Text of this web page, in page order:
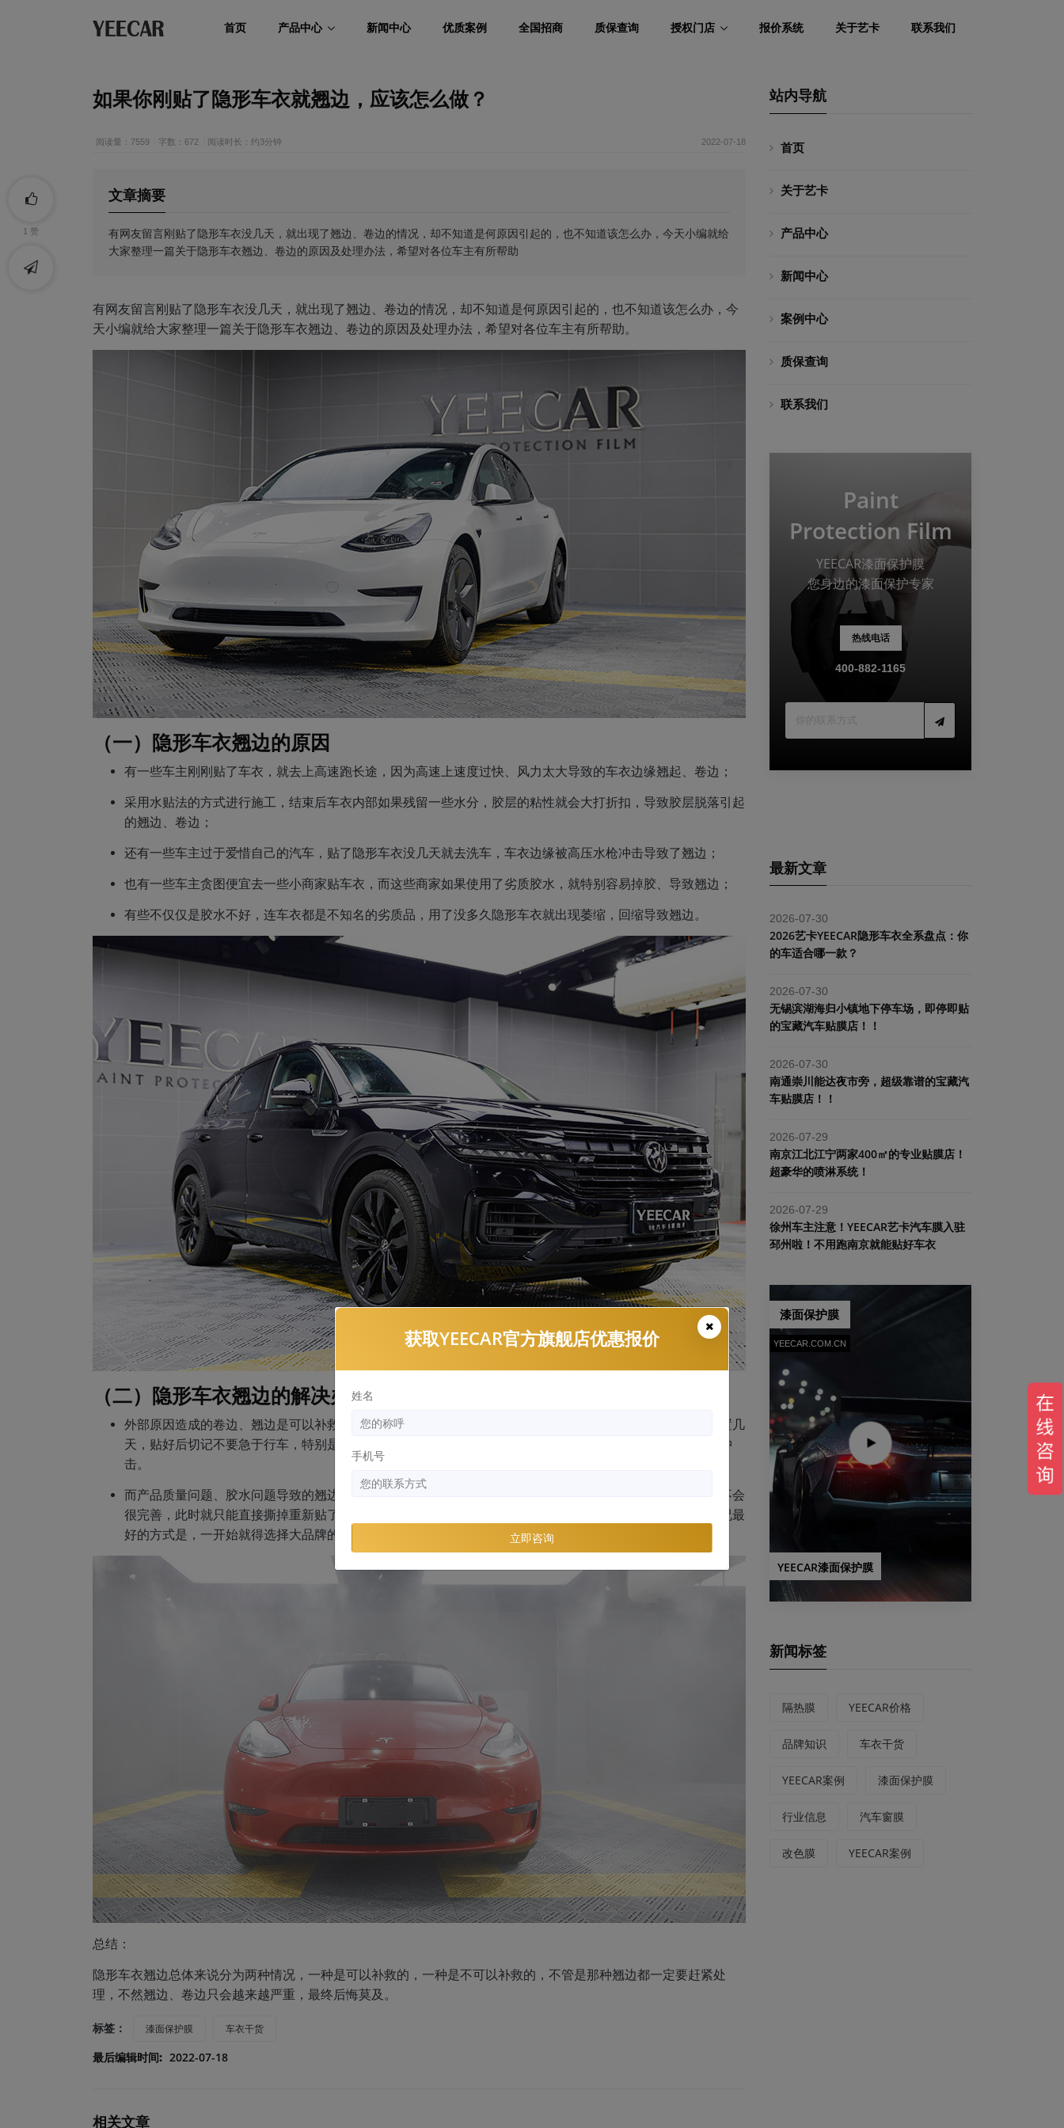
首页 产品中心 新闻中心 优质案例 全国招商 质保查询 授权门店 报价系统 关于艺卡 联系我们
如果你刚贴了隐形车衣就翘边，应该怎么做？
阅读量：7559 字数：672 阅读时长：约3分钟 2022-07-18
文章摘要
有网友留言刚贴了隐形车衣没几天，就出现了翘边、卷边的情况，却不知道是何原因引起的，也不知道该怎么办，今天小编就给
大家整理一篇关于隐形车衣翘边、卷边的原因及处理办法，希望对各位车主有所帮助
有网友留言刚贴了隐形车衣没几天，就出现了翘边、卷边的情况，却不知道是何原因引起的，也不知道该怎么办，今
天小编就给大家整理一篇关于隐形车衣翘边、卷边的原因及处理办法，希望对各位车主有所帮助。
（一）隐形车衣翘边的原因
有一些车主刚刚贴了车衣，就去上高速跑长途，因为高速上速度过快、风力太大导致的车衣边缘翘起、卷边；
采用水贴法的方式进行施工，结束后车衣内部如果残留一些水分，胶层的粘性就会大打折扣，导致胶层脱落引起
的翘边、卷边；
还有一些车主过于爱惜自己的汽车，贴了隐形车衣没几天就去洗车，车衣边缘被高压水枪冲击导致了翘边；
也有一些车主贪图便宜去一些小商家贴车衣，而这些商家如果使用了劣质胶水，就特别容易掉胶、导致翘边；
有些不仅仅是胶水不好，连车衣都是不知名的劣质品，用了没多久隐形车衣就出现萎缩，回缩导致翘边。
（二）隐形车衣翘边的解决办法
外部原因造成的卷边、翘边是可以补救的，只要尽快返回门店处理一下，抓紧时间将车衣重新包边，把车静置几
天，贴好后切记不要急于行车，特别是不要跑高速和洗车了。后期洗车也要注意是边缘的地方不要有猛烈的冲
击。
而产品质量问题、胶水问题导致的翘边、卷边，是没办法补救了，只有让售后来处理，但劣质产品的售后也不会
很完善，此时就只能直接撕掉重新贴了，因为劣质车衣不仅不能保护车漆，还会损伤原厂车漆。防止这种情况最
好的方式是，一开始就得选择大品牌的隐形车衣，并且还要找专业的施工师傅，缺一不可。
总结：
隐形车衣翘边总体来说分为两种情况，一种是可以补救的，一种是不可以补救的，不管是那种翘边都一定要赶紧处
理，不然翘边、卷边只会越来越严重，最终后悔莫及。
标签： 漆面保护膜 车衣干货
最后编辑时间: 2022-07-18
相关文章
站内导航
首页
关于艺卡
产品中心
新闻中心
案例中心
质保查询
联系我们
Paint
Protection Film
YEECAR漆面保护膜
您身边的漆面保护专家
热线电话
400-882-1165
最新文章
2026-07-30
2026艺卡YEECAR隐形车衣全系盘点：你
的车适合哪一款？
2026-07-30
​无锡滨湖海归小镇地下停车场，即停即贴
的宝藏汽车贴膜店！！
2026-07-30
南通崇川能达夜市旁，超级靠谱的宝藏汽
车贴膜店！！
2026-07-29
南京江北江宁两家400㎡的专业贴膜店！
超豪华的喷淋系统！
2026-07-29
​徐州车主注意！YEECAR艺卡汽车膜入驻
邳州啦！不用跑南京就能贴好车衣
漆面保护膜
YEECAR.COM.CN
YEECAR漆面保护膜
新闻标签
隔热膜 YEECAR价格
品牌知识 车衣干货
YEECAR案例 漆面保护膜
行业信息 汽车窗膜
改色膜 YEECAR案例
1 赞
获取YEECAR官方旗舰店优惠报价
姓名
手机号
立即咨询